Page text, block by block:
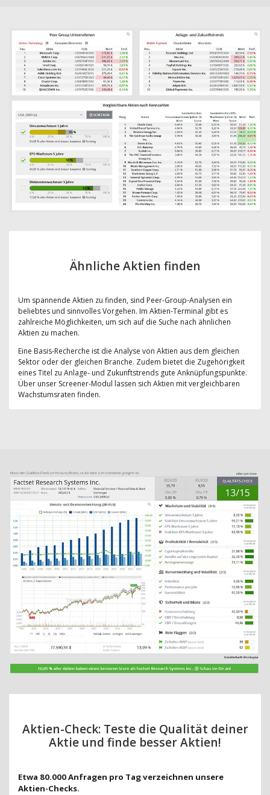
Ähnliche Aktien finden
Um spannende Aktien zu finden, sind Peer-Group-Analysen ein
beliebtes und sinnvolles Vorgehen. Im Aktien-Terminal gibt es
zahlreiche Möglichkeiten, um sich auf die Suche nach ähnlichen
Aktien zu machen.
Eine Basis-Recherche ist die Analyse von Aktien aus dem gleichen
Sektor oder der gleichen Branche. Zudem bietet die Zugehörigkeit
eines Titel zu Anlage- und Zukunftstrends gute Anknüpfungspunkte.
Über unser Screener-Modul lassen sich Aktien mit vergleichbaren
Wachstumsraten finden.
Aktien-Check: Teste die Qualität deiner
Aktie und finde besser Aktien!
Etwa 80.000 Anfragen pro Tag verzeichnen unsere
Aktien-Checks.